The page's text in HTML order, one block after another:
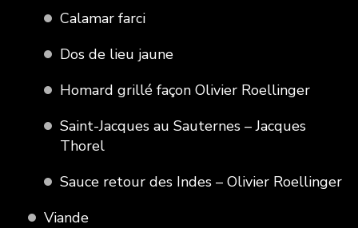
Calamar farci
Dos de lieu jaune
Homard grillé façon Olivier Roellinger
Saint-Jacques au Sauternes – Jacques
Thorel
Sauce retour des Indes – Olivier Roellinger
Viande